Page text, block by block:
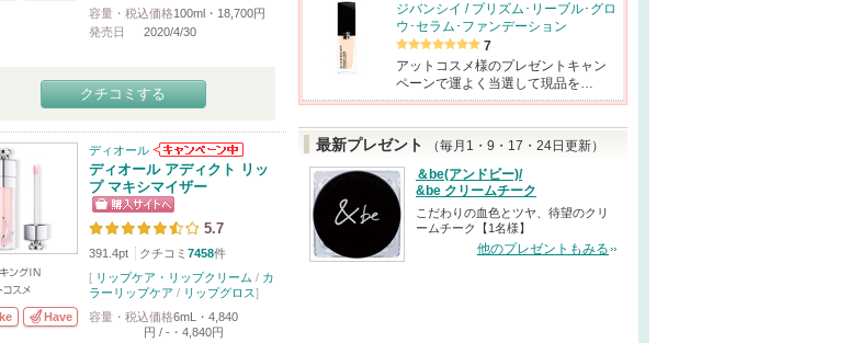
容量・税込価格100ml・18,700円
発売日
2020/4/30
クチコミする
Have
ディオール
ディオール アディクト リッ
プ マキシマイザー
5.7
391.4pt クチコミ 7458件
[ リップケア・リップクリーム / カ
ラーリップケア / リップグロス]
容量・税込価格6mL・4,840
円 / -・4,840円
ジバンシイ / プリズム･リーブル･グロ
ウ･セラム･ファンデーション
7
アットコスメ様のプレゼントキャン
ペーンで運よく当選して現品を…
最新プレゼント
（毎月1・9・17・24日更新）
＆be(アンドビー)/
&be クリームチーク
こだわりの血色とツヤ、待望のクリ
ームチーク【1名様】
他のプレゼントもみる